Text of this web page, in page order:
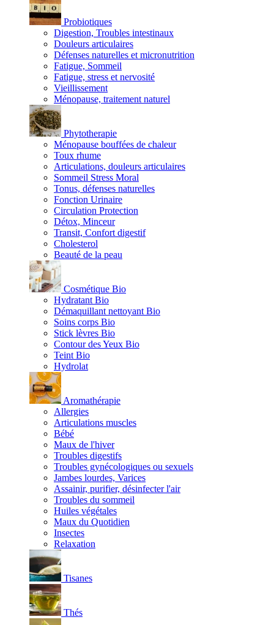
Probiotiques
Digestion, Troubles intestinaux
Douleurs articulaires
Défenses naturelles et micronutrition
Fatigue, Sommeil
Fatigue, stress et nervosité
Vieillissement
Ménopause, traitement naturel
Phytotherapie
Ménopause bouffées de chaleur
Toux rhume
Articulations, douleurs articulaires
Sommeil Stress Moral
Tonus, défenses naturelles
Fonction Urinaire
Circulation Protection
Détox, Minceur
Transit, Confort digestif
Cholesterol
Beauté de la peau
Cosmétique Bio
Hydratant Bio
Démaquillant nettoyant Bio
Soins corps Bio
Stick lèvres Bio
Contour des Yeux Bio
Teint Bio
Hydrolat
Aromathérapie
Allergies
Articulations muscles
Bébé
Maux de l'hiver
Troubles digestifs
Troubles gynécologiques ou sexuels
Jambes lourdes, Varices
Assainir, purifier, désinfecter l'air
Troubles du sommeil
Huiles végétales
Maux du Quotidien
Insectes
Relaxation
Tisanes
Thés